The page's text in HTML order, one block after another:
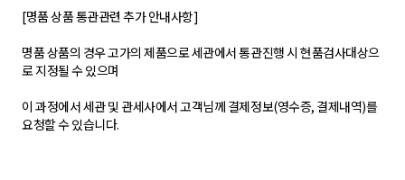
[명품 상품 통관관련 추가 안내사항]
명품 상품의 경우 고가의 제품으로 세관에서 통관진행 시 현품검사대상으
로 지정될 수 있으며
이 과정에서 세관 및 관세사에서 고객님께 결제정보(영수증, 결제내역)를
요청할 수 있습니다.